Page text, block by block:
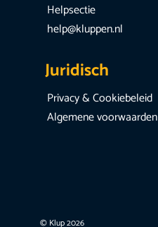
Helpsectie
help@kluppen.nl
Juridisch
Privacy & Cookiebeleid
Algemene voorwaarden
© Klup 2026